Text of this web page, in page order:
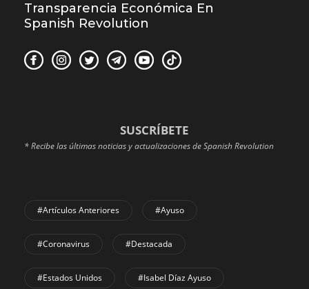
Transparencia Económica En
Spanish Revolution
SUSCRÍBETE
* Recibe las últimas noticias y actualizaciones de Spanish Revolution
#Artículos Anteriores #Ayuso
#coronavirus #Destacada
#Estados Unidos #Isabel Díaz Ayuso